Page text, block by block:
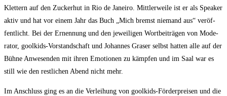
Klet­tern auf den Zucker­hut in Rio de Janei­ro. Mitt­ler­wei­le ist er als Spea­k­er
aktiv und hat vor einem Jahr das Buch „Mich bremst nie­mand aus“ ver­öf­
fent­licht. Bei der Ernen­nung und den jewei­li­gen Wort­bei­trä­gen von Mode­
ra­tor, gool­kids-Vor­stand­schaft und Johan­nes Gra­ser selbst hat­ten alle auf der
Büh­ne Anwe­sen­den mit ihren Emo­tio­nen zu kämp­fen und im Saal war es
still wie den rest­li­chen Abend nicht mehr.
Im Anschluss ging es an die Ver­lei­hung von gool­kids-För­der­prei­sen und die